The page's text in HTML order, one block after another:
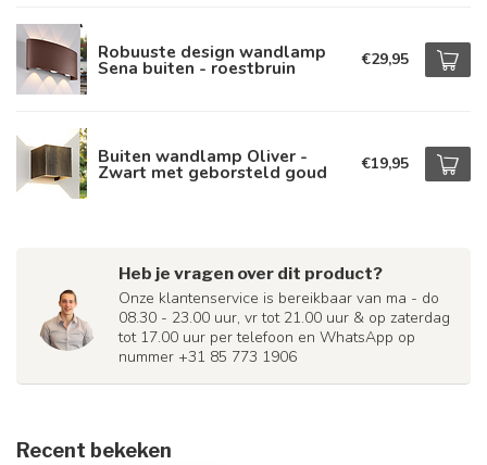
Robuuste design wandlamp
Sena buiten - roestbruin €29,95
Buiten wandlamp Oliver -
Zwart met geborsteld goud €19,95
Heb je vragen over dit product?
Onze klantenservice is bereikbaar van ma - do
08.30 - 23.00 uur, vr tot 21.00 uur & op zaterdag
tot 17.00 uur per telefoon en WhatsApp op
nummer +31 85 773 1906
Recent bekeken